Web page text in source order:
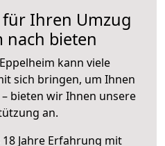
Ihren Umzug
nach bieten
kann viele
sich bringen, um Ihnen
bieten wir Ihnen unsere
an.
Jahre Erfahrung mit